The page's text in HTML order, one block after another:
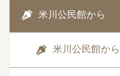
米川公民館から
米川公民館か